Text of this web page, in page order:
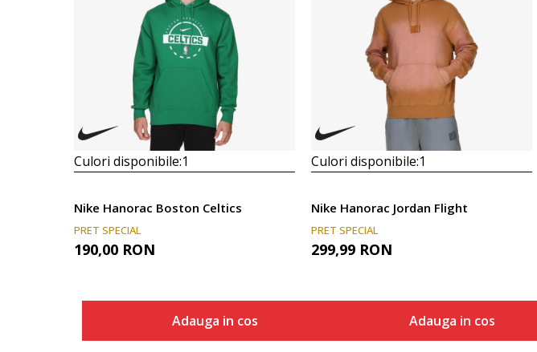
Culori disponibile:1
Nike Hanorac Boston Celtics
PRET SPECIAL
190,00 RON
Adauga in cos
Culori disponibile:1
Nike Hanorac Jordan Flight
PRET SPECIAL
299,99 RON
Adauga in cos